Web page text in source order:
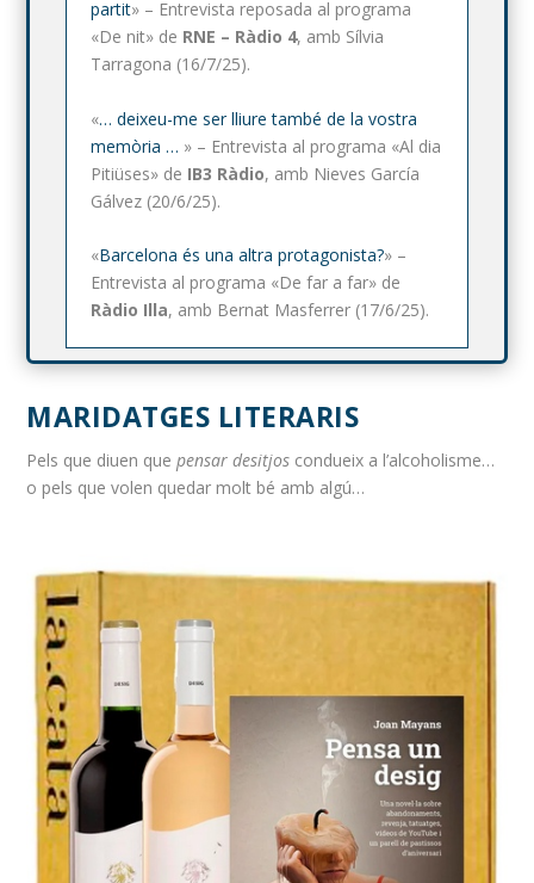
partit» – Entrevista reposada al programa
«De nit» de RNE – Ràdio 4, amb Sílvia
Tarragona (16/7/25).
«… deixeu-me ser lliure també de la vostra
memòria … » – Entrevista al programa «Al dia
Pitiüses» de IB3 Ràdio, amb Nieves García
Gálvez (20/6/25).
«Barcelona és una altra protagonista?» –
Entrevista al programa «De far a far» de
Ràdio Illa, amb Bernat Masferrer (17/6/25).
MARIDATGES LITERARIS
Pels que diuen quepensar desitjos condueix a l’alcoholisme…
o pels que volen quedar molt bé amb algú…